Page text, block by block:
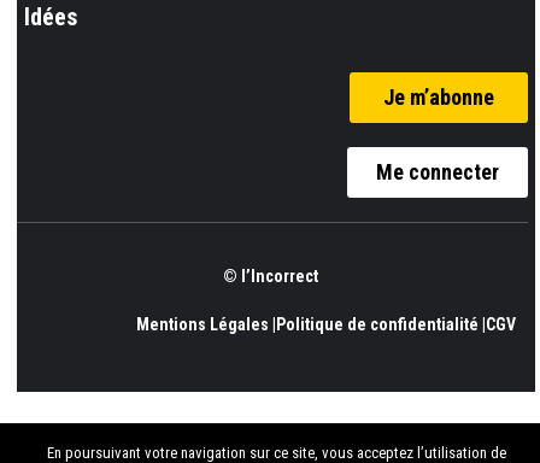
Idées
Je m’abonne
Me connecter
© l’Incorrect
Mentions Légales |Politique de confidentialité |CGV
En poursuivant votre navigation sur ce site, vous acceptez l’utilisation de